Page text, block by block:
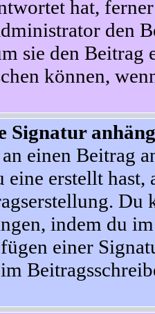
hat,
den
sie den Beitrag
können,
Signatur
einen Beitrag
eine erstellt
Du
indem du
einer